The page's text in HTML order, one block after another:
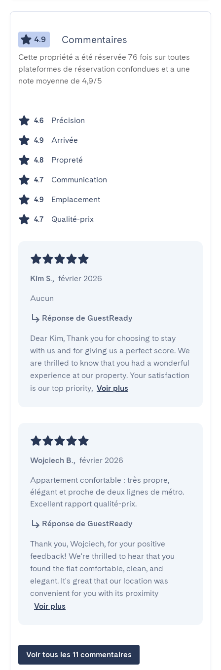
4.9 Commentaires
Cette propriété a été réservée 76 fois sur toutes
plateformes de réservation confondues et a une
note moyenne de 4,9/5
4.6 Précision
4.9 Arrivée
4.8 Propreté
4.7 Communication
4.9 Emplacement
4.7 Qualité-prix
Kim S., février 2026
Aucun
Réponse de GuestReady
Dear Kim, Thank you for choosing to stay
with us and for giving us a perfect score. We
are thrilled to know that you had a wonderful
experience at our property. Your satisfaction
is our top priority, Voir plus
Wojciech B., février 2026
Appartement confortable : très propre,
élégant et proche de deux lignes de métro.
Excellent rapport qualité-prix.
Réponse de GuestReady
Thank you, Wojciech, for your positive
feedback! We're thrilled to hear that you
found the flat comfortable, clean, and
elegant. It's great that our location was
convenient for you with its proximity
Voir plus
Voir tous les 11 commentaires